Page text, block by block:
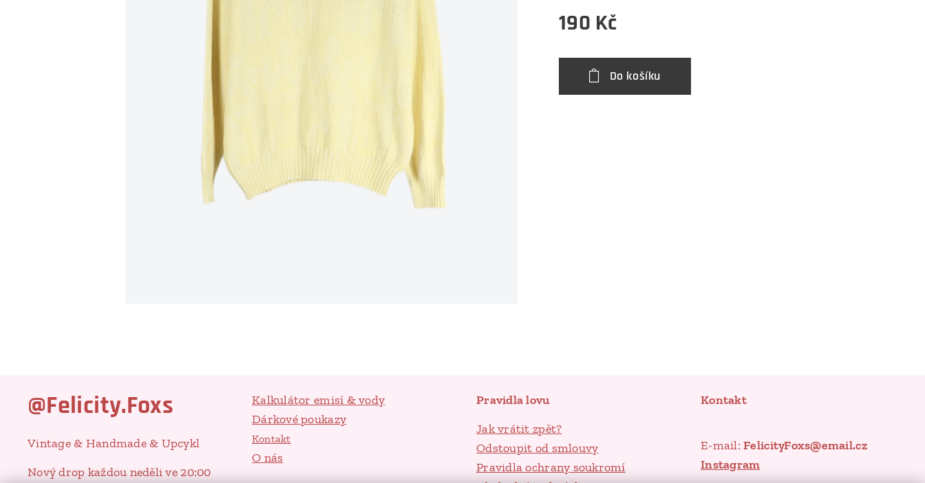
190 Kč
Do košíku
@Felicity.Foxs
Vintage & Handmade & Upcykl
Nový drop každou neděli ve 20:00
Kalkulátor emisí & vody
Dárkové poukazy
Kontakt
O nás
Pravidla lovu
Jak vrátit zpět?
Odstoupit od smlouvy
Pravidla ochrany soukromí
Kontakt
E-mail:FelicityFoxs@email.cz
Instagram